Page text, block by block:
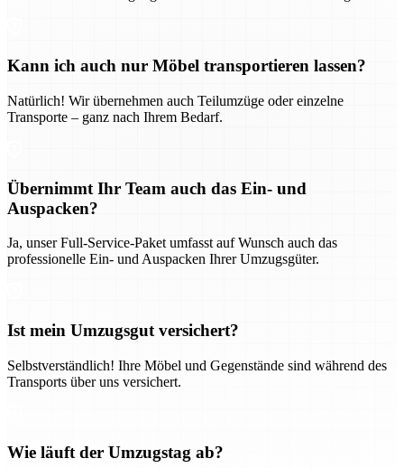
Kann ich auch nur Möbel transportieren lassen?
Natürlich! Wir übernehmen auch Teilumzüge oder einzelne
Transporte – ganz nach Ihrem Bedarf.
Übernimmt Ihr Team auch das Ein- und
Auspacken?
Ja, unser Full-Service-Paket umfasst auf Wunsch auch das
professionelle Ein- und Auspacken Ihrer Umzugsgüter.
Ist mein Umzugsgut versichert?
Selbstverständlich! Ihre Möbel und Gegenstände sind während des
Transports über uns versichert.
Wie läuft der Umzugstag ab?